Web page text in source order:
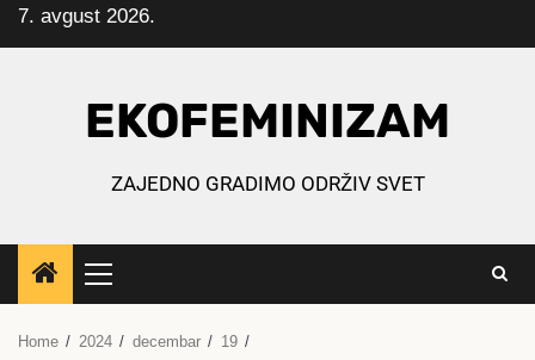
Skip
to
7. avgust 2026.
EKOFEMINIZAM
ZAJEDNO GRADIMO ODRŽIV SVET
Primary
Menu
Home 2024 decembar
19